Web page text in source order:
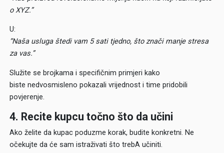
o XYZ.”
U:
“Naša usluga štedi vam 5 sati tjedno, što znači manje stresa
za vas.”
Služite se brojkama i specifičnim primjeri kako
biste nedvosmisleno pokazali vrijednost i time pridobili
povjerenje.
4. Recite kupcu točno što da učini
Ako želite da kupac poduzme korak, budite konkretni. Ne
očekujte da će sam istraživati što trebA učiniti.